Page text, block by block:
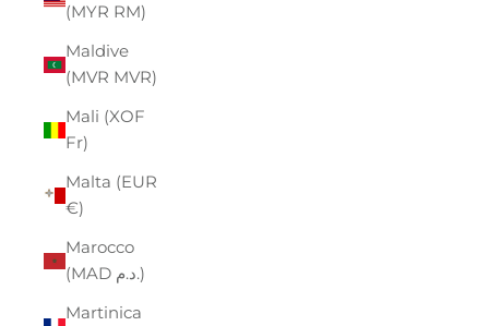
(MYR RM)
Maldive
(MVR MVR)
Mali (XOF
Fr)
Malta (EUR
€)
Marocco
(MAD د.م.)
Martinica